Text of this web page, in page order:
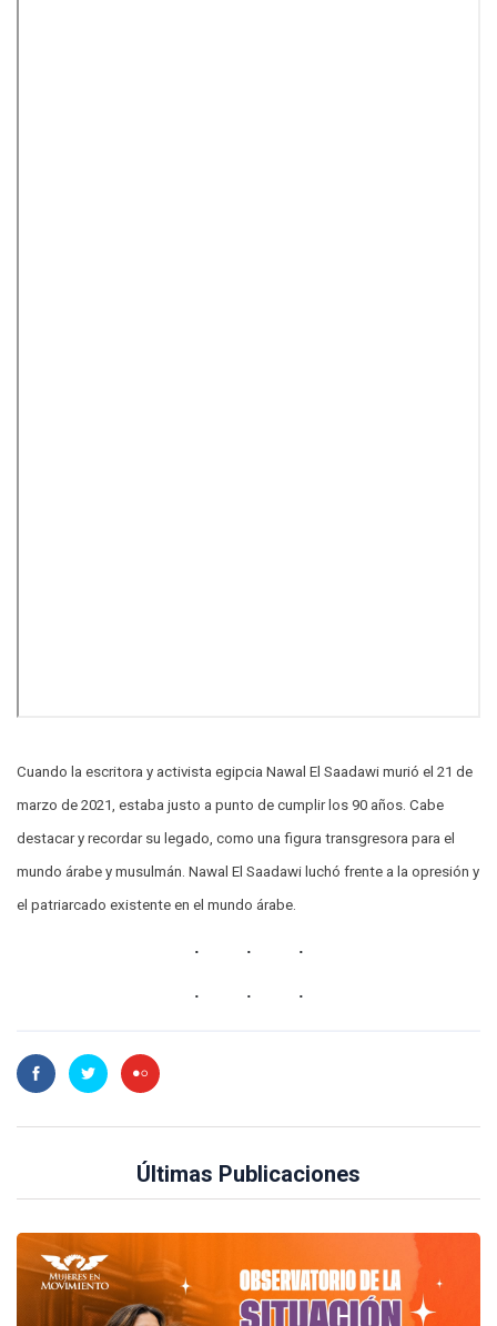
Cuando la escritora y activista egipcia Nawal El Saadawi murió el 21 de
marzo de 2021, estaba justo a punto de cumplir los 90 años. Cabe
destacar y recordar su legado, como una figura transgresora para el
mundo árabe y musulmán. Nawal El Saadawi luchó frente a la opresión y
el patriarcado existente en el mundo árabe.
Últimas Publicaciones